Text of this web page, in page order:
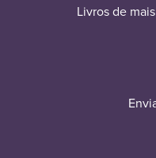
Livros de